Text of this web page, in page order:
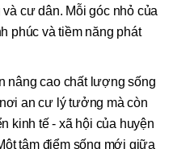
cư dân. Mỗi góc nhỏ của
phúc và tiềm năng phát
nâng cao chất lượng sống
an cư lý tưởng mà còn
kinh tế - xã hội của huyện
tâm điểm sống mới giữa